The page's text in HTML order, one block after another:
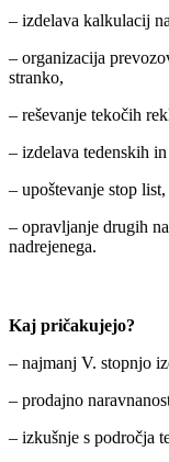
– izdelava kalkulacij
– organizacija
stranko,
– reševanje tekočih
– izdelava tedenskih
– upoštevanje stop list,
– opravljanje drugih
nadrejenega.
Kaj pričakujejo?
– najmanj V. stopnjo
– prodajno
– izkušnje s področja